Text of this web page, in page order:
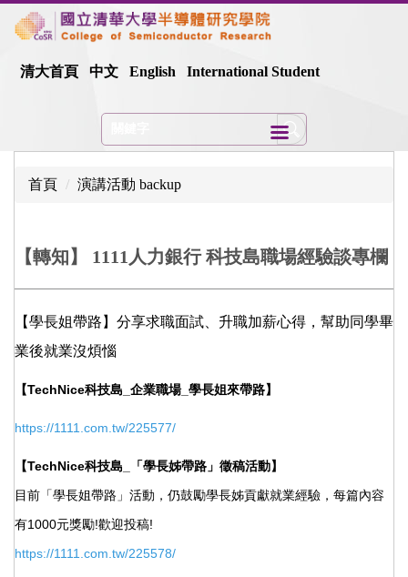
跳
到
主清大首頁 中文 English International Student
首頁 演講活動 backup
【轉知】 1111人力銀行 科技島職場經驗談專欄
【學長姐帶路】分享求職面試、升職加薪心得，幫助同學畢
業後就業沒煩惱
【TechNice科技島 企業職場_學長姐來帶路】
https://1111.com.tw/225577/
【TechNice科技島_「學長姊帶路」徵稿活動】
目前「學長姐帶路」活動，仍鼓勵學長姊貢獻就業經驗，每篇內容
有1000元獎勵!歡迎投稿!
https://1111.com.tw/225578/